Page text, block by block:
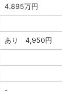
4.895万円
あり 4,950円
-